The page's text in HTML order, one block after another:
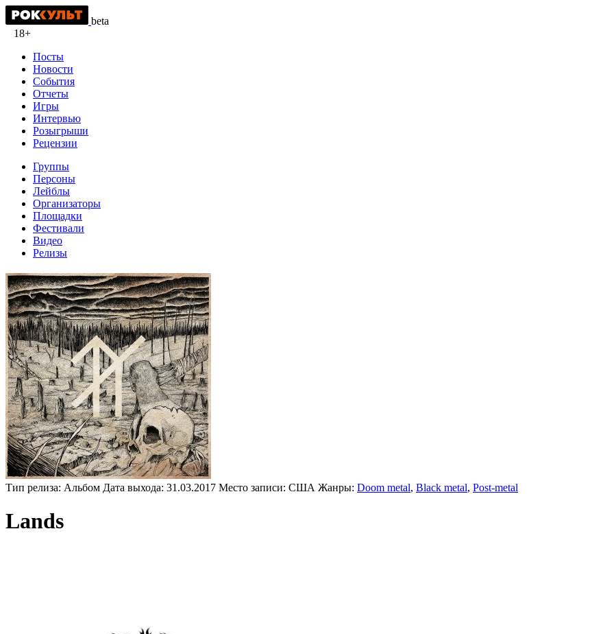
beta
18+
Посты
Новости
События
Отчеты
Игры
Интервью
Розыгрыши
Рецензии
Группы
Персоны
Лейблы
Организаторы
Площадки
Фестивали
Видео
Релизы
Тип релиза: Альбом Дата выхода: 31.03.2017 Место записи: CША Жанры: Doom metal, Black metal, Post-metal
Lands